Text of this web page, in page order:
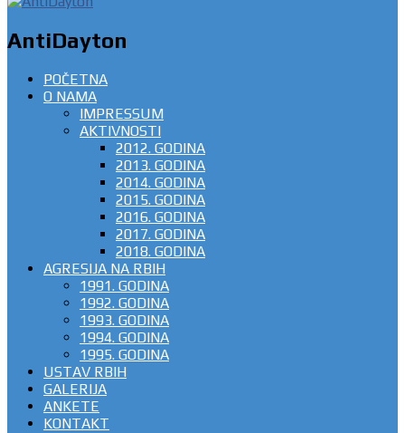
AntiDayton
POČETNA
O NAMA
IMPRESSUM
AKTIVNOSTI
2012. GODINA
2013. GODINA
2014. GODINA
2015. GODINA
2016. GODINA
2017. GODINA
2018. GODINA
AGRESIJA NA RBIH
1991. GODINA
1992. GODINA
1993. GODINA
1994. GODINA
1995. GODINA
USTAV RBIH
GALERIJA
ANKETE
KONTAKT